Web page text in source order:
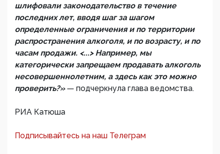
шлифовали законодательство в течение
последних лет, вводя шаг за шагом
определенные ограничения и по территории
распространения алкоголя, и по возрасту, и по
часам продажи. <...> Например, мы
категорически запрещаем продавать алкоголь
несовершеннолетним, а здесь как это можно
проверить?» — подчеркнула глава ведомства.
РИА Катюша
Подписывайтесь на наш Телеграм